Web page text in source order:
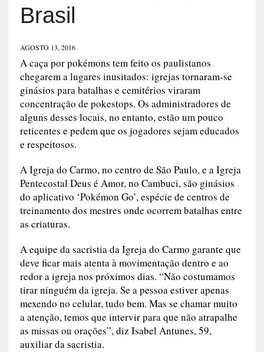
Brasil
AGOSTO 13, 2016
A caça por pokémons tem feito os paulistanos
chegarem a lugares inusitados: igrejas tornaram-se
ginásios para batalhas e cemitérios viraram
concentração de pokestops. Os administradores de
alguns desses locais, no entanto, estão um pouco
reticentes e pedem que os jogadores sejam educados
e respeitosos.
A Igreja do Carmo, no centro de São Paulo, e a Igreja
Pentecostal Deus é Amor, no Cambuci, são ginásios
do aplicativo ‘Pokémon Go’, espécie de centros de
treinamento dos mestres onde ocorrem batalhas entre
as criaturas.
A equipe da sacristia da Igreja do Carmo garante que
deve ficar mais atenta à movimentação dentro e ao
redor a igreja nos próximos dias. “Não costumamos
tirar ninguém da igreja. Se a pessoa estiver apenas
mexendo no celular, tudo bem. Mas se chamar muito
a atenção, temos que intervir para que não atrapalhe
as missas ou orações”, diz Isabel Antunes, 59,
auxiliar da sacristia.